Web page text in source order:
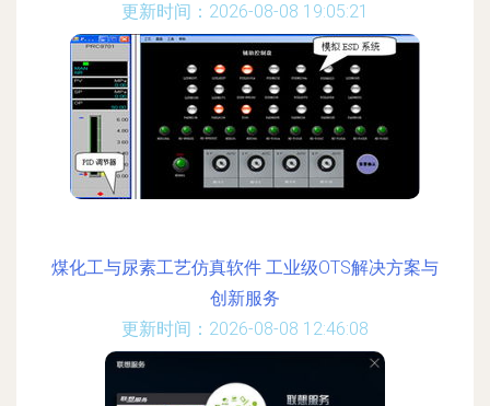
更新时间：2026-08-08 19:05:21
煤化工与尿素工艺仿真软件 工业级OTS解决方案与
创新服务
更新时间：2026-08-08 12:46:08